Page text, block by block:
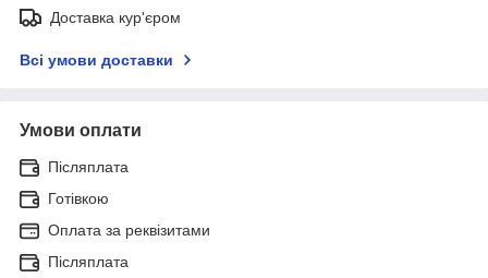
Доставка кур'єром
Всі умови доставки
Умови оплати
Післяплата
Готівкою
Оплата за реквізитами
Післяплата